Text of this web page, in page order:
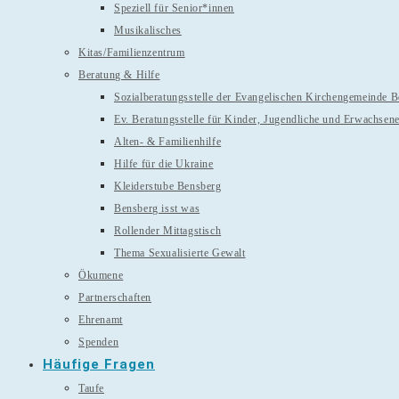
Speziell für Senior*innen
Musikalisches
Kitas/Familienzentrum
Beratung & Hilfe
Sozialberatungsstelle der Evangelischen Kirchengemeinde
Ev. Beratungsstelle für Kinder, Jugendliche und Erwachsene
Alten- & Familienhilfe
Hilfe für die Ukraine
Kleiderstube Bensberg
Bensberg isst was
Rollender Mittagstisch
Thema Sexualisierte Gewalt
Ökumene
Partnerschaften
Ehrenamt
Spenden
Häufige Fragen
Taufe